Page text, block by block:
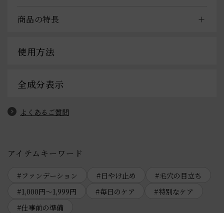
商品の特長
使用方法
全成分表示
よくあるご質問
アイテムキーワード
ファンデーション 日やけ止め
毛穴の目立ち
1,000円～1,999円
毎日のケア
特別なケア
仕事前の準備